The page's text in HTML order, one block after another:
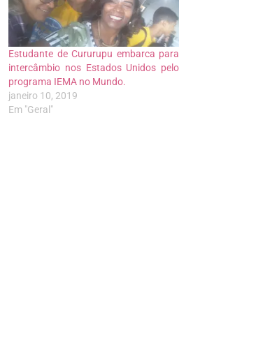
Estudante de Cururupu embarca para
intercâmbio nos Estados Unidos pelo
programa IEMA no Mundo.
janeiro 10, 2019
Em "Geral"